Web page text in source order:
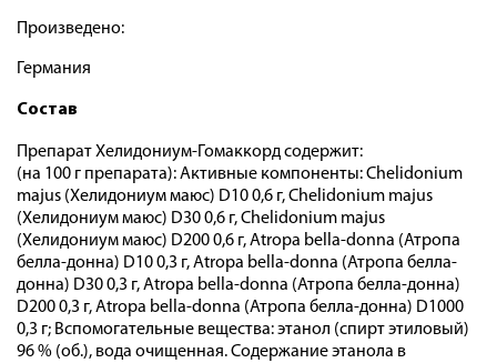
Произведено:
Германия
Состав
Препарат Хелидониум-Гомаккорд содержит:
(на 100 г препарата): Активные компоненты: Chelidonium
majus (Хелидониум маюс) D10 0,6 г, Chelidonium majus
(Хелидониум маюс) D30 0,6 г, Chelidonium majus
(Хелидониум маюс) D200 0,6 г, Atropa bella-donna (Атропа
белла-донна) D10 0,3 г, Atropa bella-donna (Атропа белла-
донна) D30 0,3 г, Atropa bella-donna (Атропа белла-донна)
D200 0,3 г, Atropa bella-donna (Атропа белла-донна) D1000
0,3 г; Вспомогательные вещества: этанол (спирт этиловый)
96 % (об.), вода очищенная. Содержание этанола в